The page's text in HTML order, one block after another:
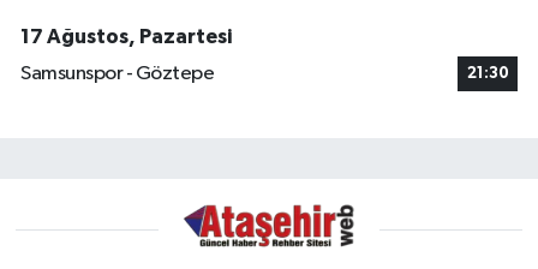
17 Ağustos, Pazartesi
Samsunspor - Göztepe
21:30